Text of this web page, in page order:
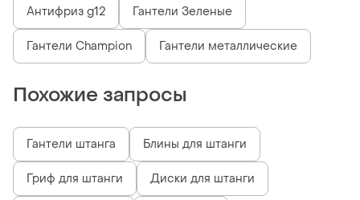
Антифриз g12 Гантели Зеленые
Гантели Champion Гантели металлические
Похожие запросы
Гантели штанга Блины для штанги
Гриф для штанги Диски для штанги